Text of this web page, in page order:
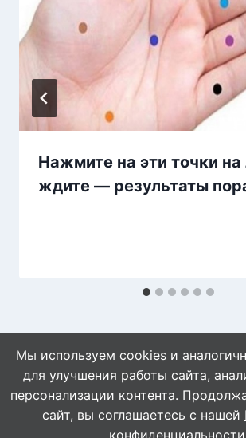
Нажмите на эти точки на
ждите — результаты
© 2026 Naget.Ru
Мы используем cookies и
для улучшения работы сайта,
персонализации контента.
сайт, вы соглашаетесь с нашей
конфиденциальности